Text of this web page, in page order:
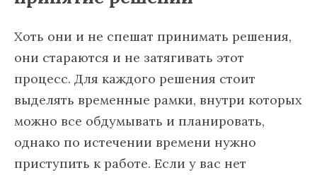
Хоть они и не спешат принимать решения,
они стараются и не затягивать этот
процесс. Для каждого решения стоит
выделять временные рамки, внутри которых
можно все обдумывать и планировать,
однако по истечении времени нужно
приступить к работе. Если у вас нет